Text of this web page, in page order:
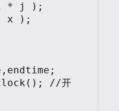
i * j );
x );